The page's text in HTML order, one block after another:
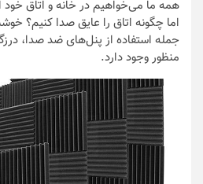
همه ما می‌خواهیم در خانه و اتاق خود
اما چگونه اتاق را عایق صدا کنیم؟
جمله استفاده از پنل‌های ضد صدا،
منظور وجود دارد.